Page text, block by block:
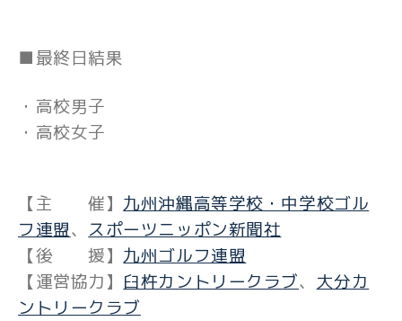
■最終日結果
・ 高校男子
・ 高校女子
【主 催】九州沖縄高等学校・中学校ゴル
フ連盟、 スポーツニッポン新聞社
【後 援】九州ゴルフ連盟
【運営協力】 臼杵カントリークラブ、 大分カ
ントリークラブ